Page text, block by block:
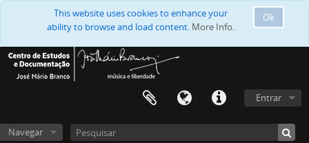
Ok
This website uses cookies to enhance your
ability to browse and load content. More Info.
Entrar
Navegar